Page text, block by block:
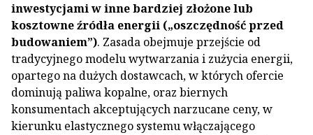
inwestycjami w inne bardziej złożone lub
kosztowne źródła energii („oszczędność przed
budowaniem”). Zasada obejmuje przejście od
tradycyjnego modelu wytwarzania i zużycia energii,
opartego na dużych dostawcach, w których ofercie
dominują paliwa kopalne, oraz biernych
konsumentach akceptujących narzucane ceny, w
kierunku elastycznego systemu włączającego